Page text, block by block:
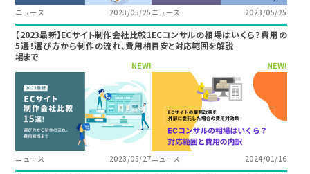
ニュース 2023/05/25 ニュース 2023/05/25
【2023最新】ECサイト制作会社比較1
5選！選び方から制作の流れ、費用相
場まで
NEW!
ニュース 2023/05/27
ECコンサルの相場はいくら？費用の
目安と対応範囲を解説
NEW!
ニュース 2024/01/16